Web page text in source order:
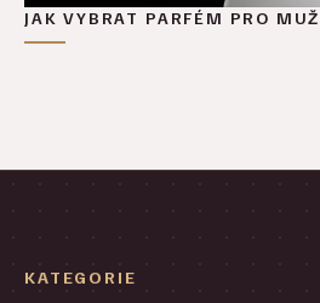
JAK VYBRAT PARFÉM PRO
KATEGORIE